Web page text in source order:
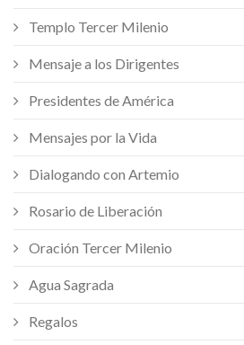
Templo Tercer Milenio
Mensaje a los Dirigentes
Presidentes de América
Mensajes por la Vida
Dialogando con Artemio
Rosario de Liberación
Oración Tercer Milenio
Agua Sagrada
Regalos